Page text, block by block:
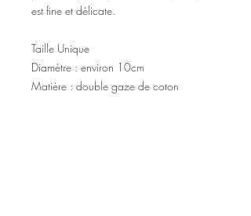
est fine et délicate.
Taille Unique
Diamètre : environ 10cm
Matière : double gaze de coton